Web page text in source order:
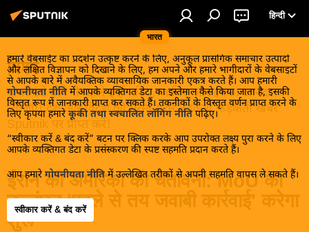
भारत
हिन्दी
हमारे वेबसाईट का प्रदर्शन उत्कृष्ट करने के लिए, अनुकूल प्रासंगिक समाचार उत्पादों
और लक्षित विज्ञापन को दिखाने के लिए, हम अपने और हमारे भागीदारों के वेबसाइटों
से आपके बारे में अवैयक्तिक व्यावसायिक जानकारी एकत्र करते हैं। आप हमारी
गोपनीयता नीति में आपके व्यक्तिगत डेटा का इस्तेमाल कैसे किया जाता है, इसकी
विस्तृत रूप में जानकारी प्राप्त कर सकते हैं। तकनीकों के विस्तृत वर्णन प्राप्त करने के
लिए कृपया हमारे कूकी तथा स्वचालित लॉगिंग नीति पढ़िए।
“स्वीकार करें & बंद करें” बटन पर क्लिक करके आप उपरोक्त लक्ष्य पुरा करने के लिए
आपके व्यक्तिगत डेटा के प्रसंस्करण की स्पष्ट सहमति प्रदान करते हैं।
आप हमारे गोपनीयता नीति में उल्लेखित तरीकों से अपनी सहमति वापस ले सकते हैं।
स्वीकार करें & बंद करें
विश्व
खबरें ठंडे होने से पहले इन्हें पढ़िए, जानिए और इनका आनंद
लीजिए। देश और विदेश की गरमा गरम तड़कती फड़कती खबरें
Sputnik पर प्राप्त करें!
ईरान की अमेरिका को चेतावनी: MoU का
उल्लंघन 'पहले से तय जवाबी कार्रवाई' करेगा
शुरू